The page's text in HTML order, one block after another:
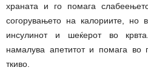
храната и го помага
согорувањето на калориите, но
инсулинот и шеќерот во
намалува апетитот и помага
ткиво.